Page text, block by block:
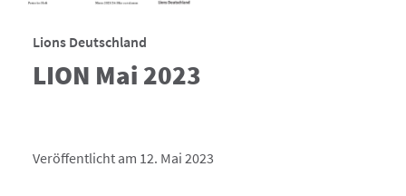
Lions Deutschland
LION Mai 2023
Veröffentlicht am 12. Mai 2023